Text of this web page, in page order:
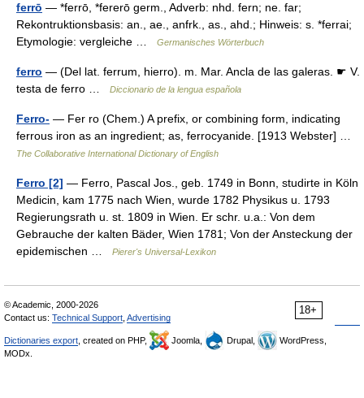
ferrō — *ferrō, *fererō germ., Adverb: nhd. fern; ne. far;
Rekontruktionsbasis: an., ae., anfrk., as., ahd.; Hinweis: s. *ferrai;
Etymologie: vergleiche …
Germanisches Wörterbuch
ferro — (Del lat. ferrum, hierro). m. Mar. Ancla de las galeras. ☛ V.
testa de ferro …
Diccionario de la lengua española
Ferro- — Fer ro (Chem.) A prefix, or combining form, indicating
ferrous iron as an ingredient; as, ferrocyanide. [1913 Webster] …
The Collaborative International Dictionary of English
Ferro [2] — Ferro, Pascal Jos., geb. 1749 in Bonn, studirte in Köln
Medicin, kam 1775 nach Wien, wurde 1782 Physikus u. 1793
Regierungsrath u. st. 1809 in Wien. Er schr. u.a.: Von dem
Gebrauche der kalten Bäder, Wien 1781; Von der Ansteckung der
epidemischen …
Pierer's Universal-Lexikon
18+
© Academic, 2000-2026
Contact us: Technical Support Advertising
Dictionaries export , created on PHP, Joomla, Drupal,
WordPress,
MODx.